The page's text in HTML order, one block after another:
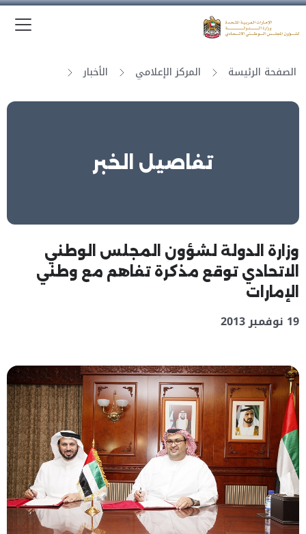
الصفحة الرئيسة المركز الإعلامي الأخبار
تفاصيل الخبر
وزارة الدولة لشؤون المجلس الوطني
الاتحادي توقع مذكرة تفاهم مع وطني
الإمارات
19 نوفمبر 2013